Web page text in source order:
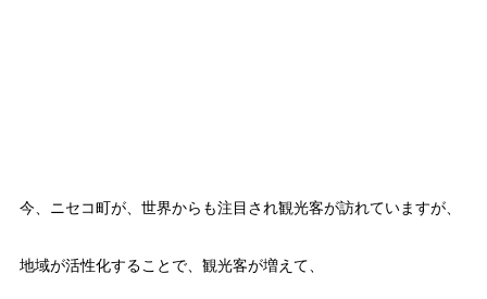
今、ニセコ町が、世界からも注目され観光客が訪れていますが、
地域が活性化することで、観光客が増えて、